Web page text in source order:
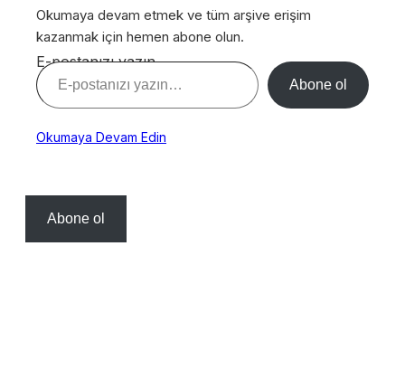
Okumaya devam etmek ve tüm arşive erişim
kazanmak için hemen abone olun.
E-postanızı yazın…
Abone ol
Okumaya Devam Edin
Abone ol